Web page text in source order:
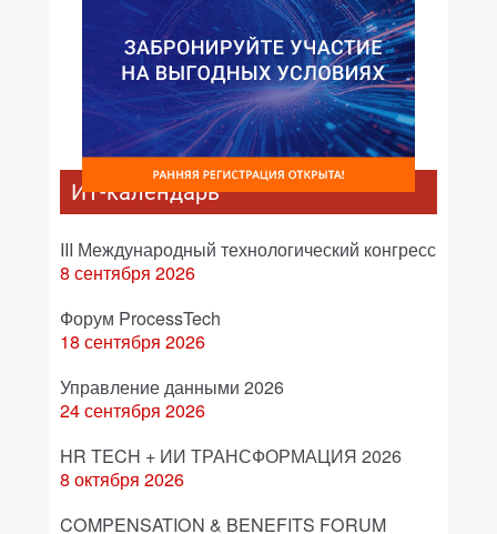
ИТ-календарь
III Международный технологический конгресс
8 сентября 2026
Форум ProcessTech
18 сентября 2026
Управление данными 2026
24 сентября 2026
HR TECH + ИИ ТРАНСФОРМАЦИЯ 2026
8 октября 2026
COMPENSATION & BENEFITS FORUM